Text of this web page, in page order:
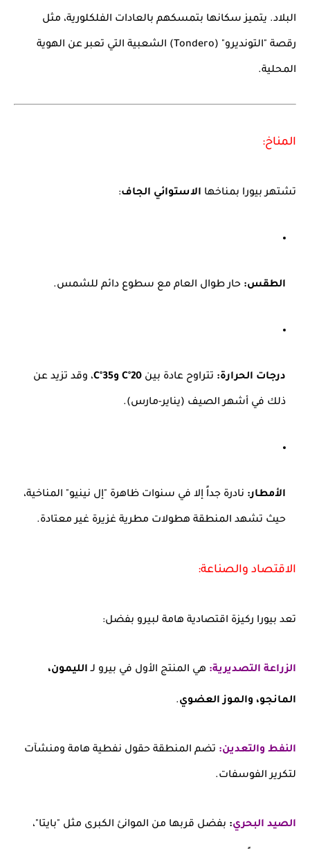
البلاد. يتميز سكانها بتمسكهم بالعادات الفلكلورية، مثل
رقصة "التونديرو" (Tondero) الشعبية التي تعبر عن الهوية
المحلية.
المناخ:
تشتهر بيورا بمناخها الاستوائي الجاف:
الطقس: حار طوال العام مع سطوع دائم للشمس.
درجات الحرارة: تتراوح عادة بين 20°C و35°C ، وقد تزيد عن
ذلك في أشهر الصيف (يناير-مارس).
الأمطار: نادرة جداً إلا في سنوات ظاهرة "إل نينيو" المناخية،
حيث تشهد المنطقة هطولات مطرية غزيرة غير معتادة.
الاقتصاد والصناعة:
تعد بيورا ركيزة اقتصادية هامة لبيرو بفضل:
الزراعة التصديرية: هي المنتج الأول في بيرو لـ الليمون،
المانجو، والموز العضوي.
النفط والتعدين: تضم المنطقة حقول نفطية هامة ومنشآت
لتكرير الفوسفات.
الصيد البحري: بفضل قربها من الموانئ الكبرى مثل "بايتا"،